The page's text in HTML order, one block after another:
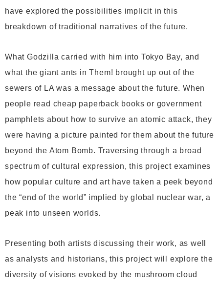
have explored the possibilities implicit in this
breakdown of traditional narratives of the future.
What Godzilla carried with him into Tokyo Bay, and
what the giant ants in Them! brought up out of the
sewers of LA was a message about the future. When
people read cheap paperback books or government
pamphlets about how to survive an atomic attack, they
were having a picture painted for them about the future
beyond the Atom Bomb. Traversing through a broad
spectrum of cultural expression, this project examines
how popular culture and art have taken a peek beyond
the “end of the world” implied by global nuclear war, a
peak into unseen worlds.
Presenting both artists discussing their work, as well
as analysts and historians, this project will explore the
diversity of visions evoked by the mushroom cloud